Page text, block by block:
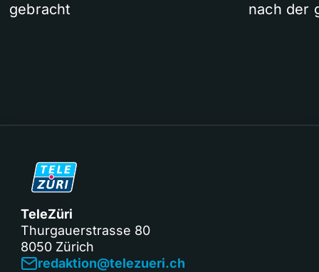
gebracht
nach der
TeleZüri
Thurgauerstrasse 80
8050 Zürich
redaktion@telezueri.ch